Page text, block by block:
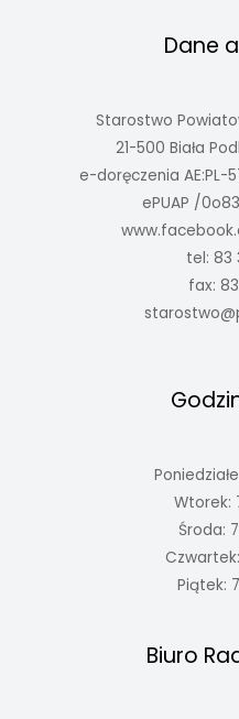
Dane
Starostwo
21-500 Biała
e-doręczenia AE:PL-
ePUAP /
tel: 83
fax: 83
Wtorek:
Środa:
Piątek:
Biuro